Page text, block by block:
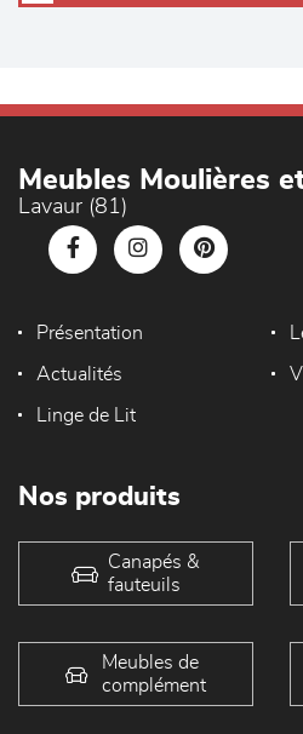
Meubles Moulières
Lavaur (81)
Présentation
Actualités
Linge de Lit
Nos produits
Canapés &
fauteuils
Meubles de
complément